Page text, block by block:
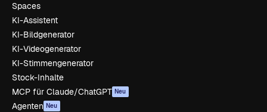
Spaces
KI-Assistent
KI-Bildgenerator
KI-Videogenerator
KI-Stimmengenerator
Stock-Inhalte
MCP für Claude/ChatGPT Neu
Agenten Neu